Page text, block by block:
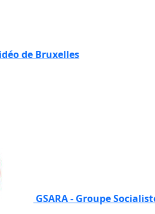
de Bruxelles
GSARA - Groupe